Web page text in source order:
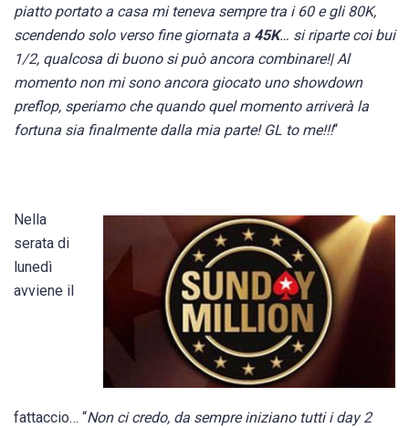
piatto portato a casa mi teneva sempre tra i 60 e gli 80K,
scendendo solo verso fine giornata a 45K… si riparte coi bui
1/2, qualcosa di buono si può ancora combinare!| Al
momento non mi sono ancora giocato uno showdown
preflop, speriamo che quando quel momento arriverà la
fortuna sia finalmente dalla mia parte! GL to me!!!“
Nella
serata di
lunedì
avviene il
fattaccio… “Non ci credo, da sempre iniziano tutti i day 2